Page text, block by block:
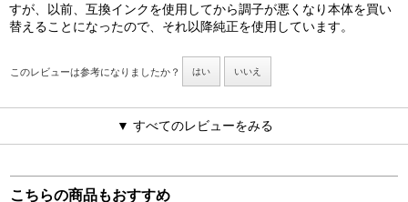
すが、以前、互換インクを使用してから調子が悪くなり本体を買い
替えることになったので、それ以降純正を使用しています。
このレビューは参考になりましたか？ はい いいえ
▼ すべてのレビューをみる
こちらの商品もおすすめ